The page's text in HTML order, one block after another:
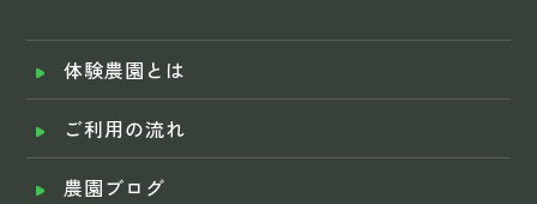
体験農園とは
ご利用の流れ
農園ブログ